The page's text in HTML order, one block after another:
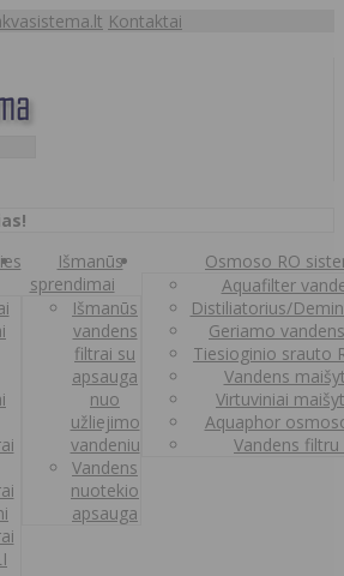
Kontaktai
Išmanūs
sprendimai
Išmanūs
vandens
filtrai su
apsauga
nuo
užliejimo
vandeniu
Vandens
nuotekio
apsauga
Osmoso RO
Aquafilter
Distiliatorius/
Geriamo
Tiesioginio srauto
Vandens
Virtuviniai
Aquaphor
Vandens filtru